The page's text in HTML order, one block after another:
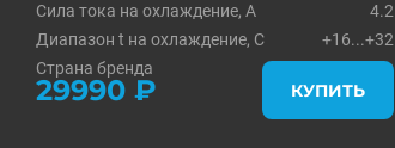
Сила тока на охлаждение, А
4.2
Диапазон t на охлаждение, С
+16...+32
Страна бренда
Япония
29990 ₽ КУПИТЬ